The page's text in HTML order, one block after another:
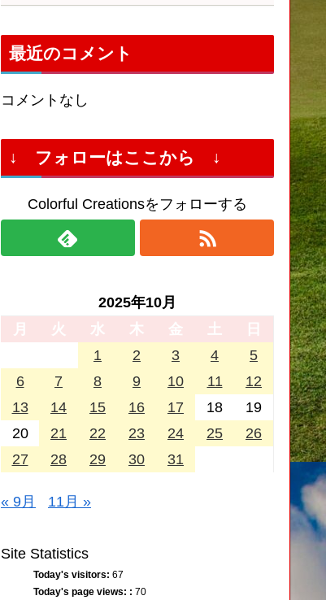
最近のコメント
コメントなし
↓ フォローはここから ↓
Colorful Creationsをフォローする
2025年10月
月
火 水 木 金 土
日
1
2 3 4
5
6
7 8 9 10 11
12
13
14 15 16 17 18
19
20
21 22 23 24 25
26
27
28 29 30 31
« 9月 11月 »
Site Statistics
Today's visitors: 67
Today's page views: : 70